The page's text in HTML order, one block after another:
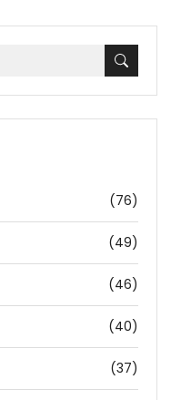
(76)
(49)
(46)
(40)
(37)